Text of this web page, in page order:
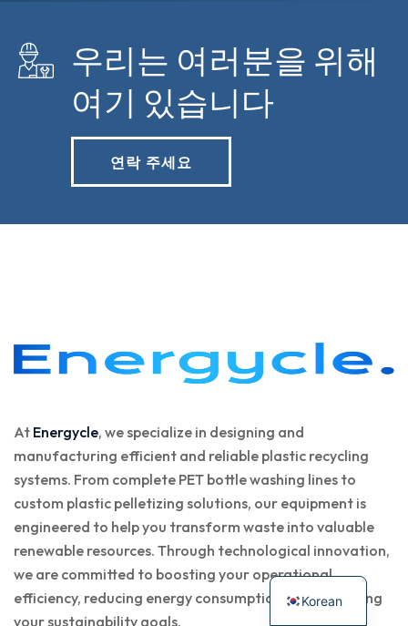
우리는 여러분을 위해
여기 있습니다
연락 주세요
At Energycle, we specialize in designing and
manufacturing efficient and reliable plastic recycling
systems. From complete PET bottle washing lines to
custom plastic pelletizing solutions, our equipment is
engineered to help you transform waste into valuable
renewable resources. Through technological innovation,
we are committed to boosting your operational
efficiency, reducing energy consumption, and achieving
your sustainability goals.
Korean